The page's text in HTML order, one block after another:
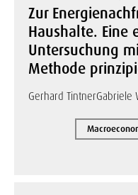
Zur
Haushalte. Eine
Untersuchung
Methode
Gerhard TintnerGabriele